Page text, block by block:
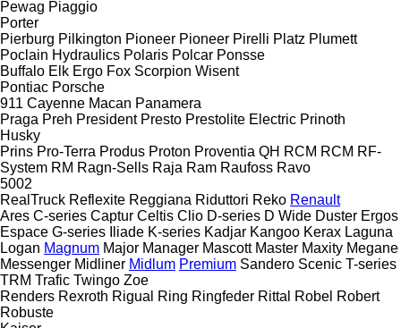
Pewag Piaggio
Porter
Pierburg Pilkington Pioneer Pioneer Pirelli Platz Plumett
Poclain Hydraulics Polaris Polcar Ponsse
Buffalo Elk Ergo Fox Scorpion Wisent
Pontiac Porsche
911 Cayenne Macan Panamera
Praga Preh President Presto Prestolite Electric Prinoth
Husky
Prins Pro-Terra Produs Proton Proventia QH RCM RCM RF-
System RM Ragn-Sells Raja Ram Raufoss Ravo
5002
RealTruck Reflexite Reggiana Riduttori Reko Renault
Ares C-series Captur Celtis Clio D-series D Wide Duster Ergos
Espace G-series Iliade K-series Kadjar Kangoo Kerax Laguna
Logan Magnum Major Manager Mascott Master Maxity Megane
Messenger Midliner Midlum Premium Sandero Scenic T-series
TRM Trafic Twingo Zoe
Renders Rexroth Rigual Ring Ringfeder Rittal Robel Robert
Robuste